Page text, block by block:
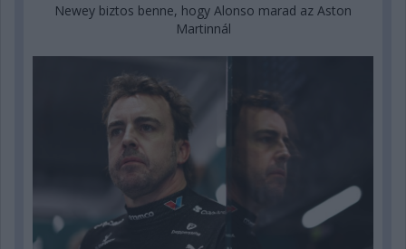
Newey biztos benne, hogy Alonso marad az Aston
Martinnál